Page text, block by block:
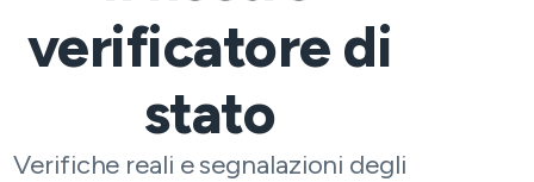
verificatore di
stato
Verifiche reali e segnalazioni degli